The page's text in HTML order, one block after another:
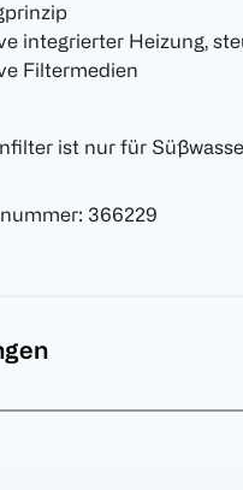
integrierter Heizung,
Filtermedien
ist nur für
: 366229